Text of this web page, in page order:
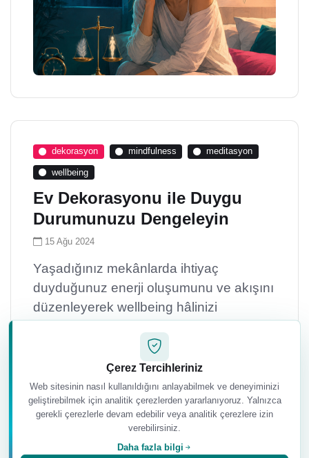
dekorasyon mindfulness meditasyon
wellbeing
Ev Dekorasyonu ile Duygu
Durumunuzu Dengeleyin
15 Ağu 2024
Yaşadığınız mekânlarda ihtiyaç
duyduğunuz enerji oluşumunu ve akışını
düzenleyerek wellbeing hâlinizi
kullandığımız renkler, mobilyalar,
aksesuarlar ve sanat eserleri duygu
durumumuzu doğrudan etkiler.
Çerez Tercihleriniz
Web sitesinin nasıl kullanıldığını anlayabilmek ve deneyiminizi
geliştirebilmek için analitik çerezlerden yararlanıyoruz. Yalnızca
gerekli çerezlerle devam edebilir veya analitik çerezlere izin
verebilirsiniz.
Daha fazla bilgi